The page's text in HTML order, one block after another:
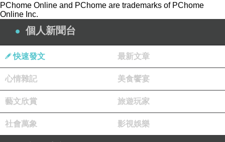
著手等波浪時，初枝獨自在後頭輕聲道謝，幸福的畫面和
被掩蓋過的帶著落寞的道謝形成強烈的對比，讓人感慨。
另外阿治與祥太最後像父子一起堆雪人、在祥太睡著時摺
好乾衣服放在枕頭邊的相處；和離別時，祥太喚了追公車
的阿治爸爸，及阿治理解到自己失去重要的東西，並且再
也沒有地方去、也無人會等待他後的哭泣，
的感觸。
PChome Online and PChome are trademarks of PChome
Online Inc.
個人新聞台
快速發文 最新文章
心情雜記 美食饗宴
藝文欣賞 旅遊玩家
社會萬象 影視娛樂